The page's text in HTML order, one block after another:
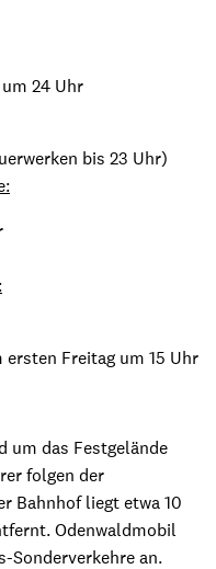
24 Uhr
bis 23 Uhr)
Freitag um 15 Uhr
um das Festgelände
folgen der
Bahnhof liegt etwa 10
Odenwaldmobil
Sonderverkehre an.